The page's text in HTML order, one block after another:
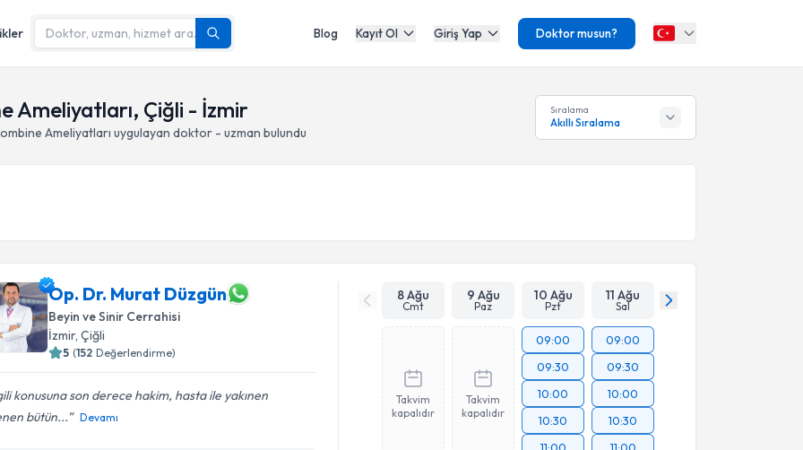
Blog Kayıt Ol Giriş Yap Doktor musun?
Ameliyatları, Çiğli - İzmir
Ameliyatları uygulayan doktor - uzman bulundu
Sıralama
Akıllı Sıralama
Op. Dr. Murat Düzgün
Beyin ve Sinir Cerrahisi
İzmir, Çiğli
5 (152 Değerlendirme)
konusuna son derece hakim, hasta ile yakınen
bütün...
Devamı
8 Ağu
Cmt
9 Ağu
Paz
10 Ağu
Pzt
11 Ağu
Sal
Takvim
kapalıdır
Takvim
kapalıdır
09:00
09:30
10:00
10:30
09:00
09:30
10:00
10:30